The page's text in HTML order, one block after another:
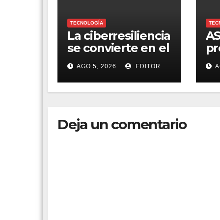
TECNOLOGÍA
La ciberresiliencia
se convierte en el
nuevo estándar
para proteger a
las
organizaciones
ransomware
AGO 5, 2026 EDITOR
Deja un comentario